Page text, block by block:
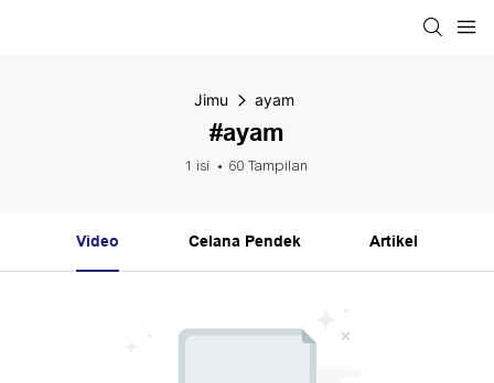
Jimu ayam
#ayam
1 isi 60 Tampilan
Video Celana Pendek Artikel